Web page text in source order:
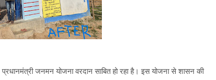
जनमन योजना वरदान साबित हो रहा है। इस योजना से शासन की